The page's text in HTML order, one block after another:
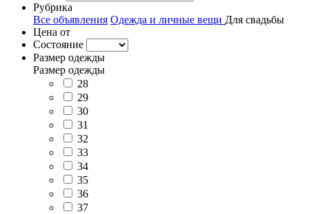
Рубрика
Все объявления Одежда и личные вещи Для свадьбы
Цена от
Состояние
Размер одежды
Размер одежды
28
29
30
31
32
33
34
35
36
37